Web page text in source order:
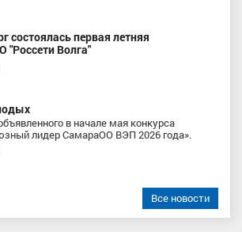
состоялась первая летняя
"Россети Волга"
в начале мая конкурса
лидер СамараОО ВЭП 2026 года».
Все новости